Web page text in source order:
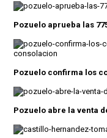
Pozuelo aprueba las
Pozuelo confirma los
Pozuelo abre la venta